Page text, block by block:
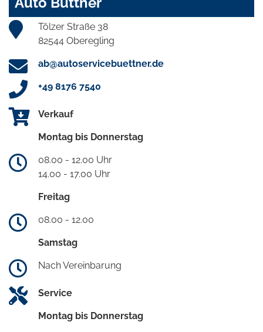
Tölzer Straße 38
82544 Oberegling
ab@autoservicebuettner.de
+49 8176 7540
Verkauf
Montag bis Donnerstag
08.00 - 12.00 Uhr
14.00 - 17.00 Uhr
Freitag
08.00 - 12.00
Samstag
Nach Vereinbarung
Service
Montag bis Donnerstag